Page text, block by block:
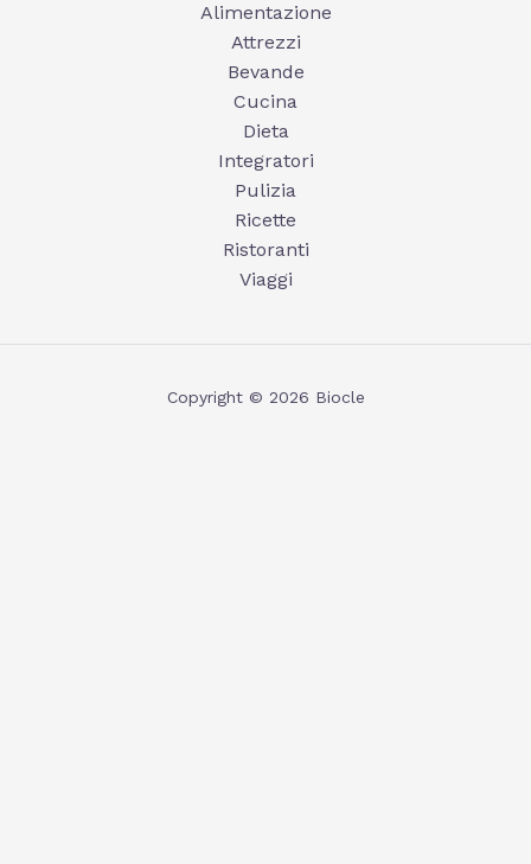
Alimentazione
Attrezzi
Bevande
Cucina
Dieta
Integratori
Pulizia
Ricette
Ristoranti
Viaggi
Copyright © 2026 Biocle